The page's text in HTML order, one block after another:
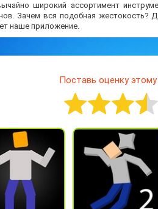
широкий ассортимент
Зачем вся подобная жестокость?
наше приложение.
Поставь оценку